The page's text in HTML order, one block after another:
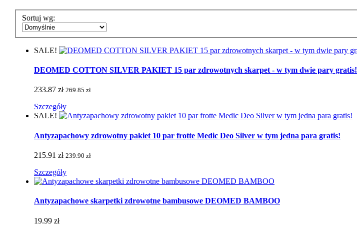
Sortuj wg:
SALE!
DEOMED COTTON SILVER PAKIET 15 par zdrowotnych skarpet - w tym dwie pary gratis!
233.87 zł 269.85 zł
Szczegóły
SALE!
Antyzapachowy zdrowotny pakiet 10 par frotte Medic Deo Silver w tym jedna para gratis!
215.91 zł 239.90 zł
Szczegóły
Antyzapachowe skarpetki zdrowotne bambusowe DEOMED BAMBOO
19.99 zł